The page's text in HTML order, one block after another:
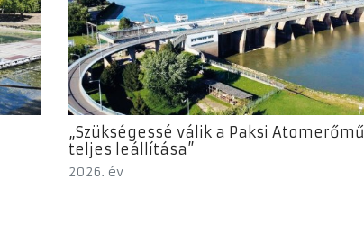
„Szükségessé válik a Paksi Atomerőmű
teljes leállítása”
2026. év